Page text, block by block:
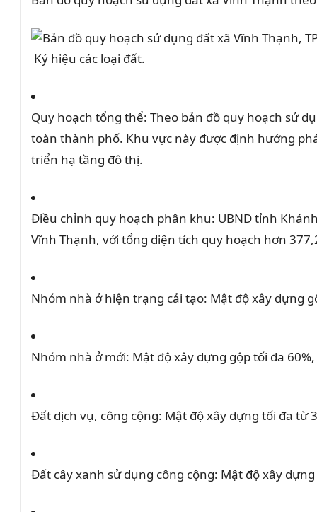
Ký hiệu các loại đất.
Quy hoạch tổng thể: Theo bản đồ quy hoạch sử
toàn thành phố. Khu vực này được định hướng
triển hạ tầng đô thị.
Điều chỉnh quy hoạch phân khu: UBND tỉnh
Vĩnh Thạnh, với tổng diện tích quy hoạch hơn
Nhóm nhà ở hiện trạng cải tạo: Mật độ xây dựng
Nhóm nhà ở mới: Mật độ xây dựng gộp tối đa
Đất dịch vụ, công cộng: Mật độ xây dựng tối đa từ
Đất cây xanh sử dụng công cộng: Mật độ xây